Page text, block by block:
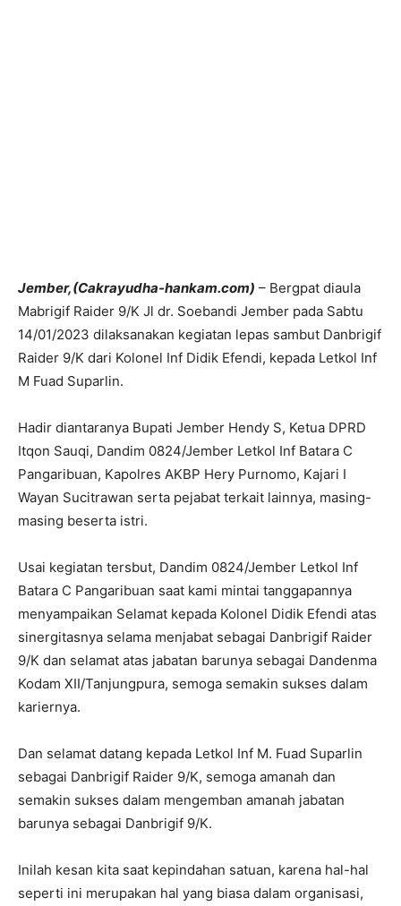
Jember,(Cakrayudha-hankam.com) – Bergpat diaula
Mabrigif Raider 9/K Jl dr. Soebandi Jember pada Sabtu
14/01/2023 dilaksanakan kegiatan lepas sambut Danbrigif
Raider 9/K dari Kolonel Inf Didik Efendi, kepada Letkol Inf
M Fuad Suparlin.
Hadir diantaranya Bupati Jember Hendy S, Ketua DPRD
Itqon Sauqi, Dandim 0824/Jember Letkol Inf Batara C
Pangaribuan, Kapolres AKBP Hery Purnomo, Kajari I
Wayan Sucitrawan serta pejabat terkait lainnya, masing-
masing beserta istri.
Usai kegiatan tersbut, Dandim 0824/Jember Letkol Inf
Batara C Pangaribuan saat kami mintai tanggapannya
menyampaikan Selamat kepada Kolonel Didik Efendi atas
sinergitasnya selama menjabat sebagai Danbrigif Raider
9/K dan selamat atas jabatan barunya sebagai Dandenma
Kodam XII/Tanjungpura, semoga semakin sukses dalam
kariernya.
Dan selamat datang kepada Letkol Inf M. Fuad Suparlin
sebagai Danbrigif Raider 9/K, semoga amanah dan
semakin sukses dalam mengemban amanah jabatan
barunya sebagai Danbrigif 9/K.
Inilah kesan kita saat kepindahan satuan, karena hal-hal
seperti ini merupakan hal yang biasa dalam organisasi,